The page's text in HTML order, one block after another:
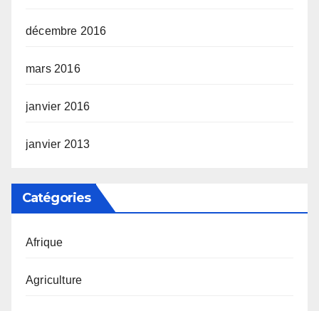
décembre 2016
mars 2016
janvier 2016
janvier 2013
Catégories
Afrique
Agriculture